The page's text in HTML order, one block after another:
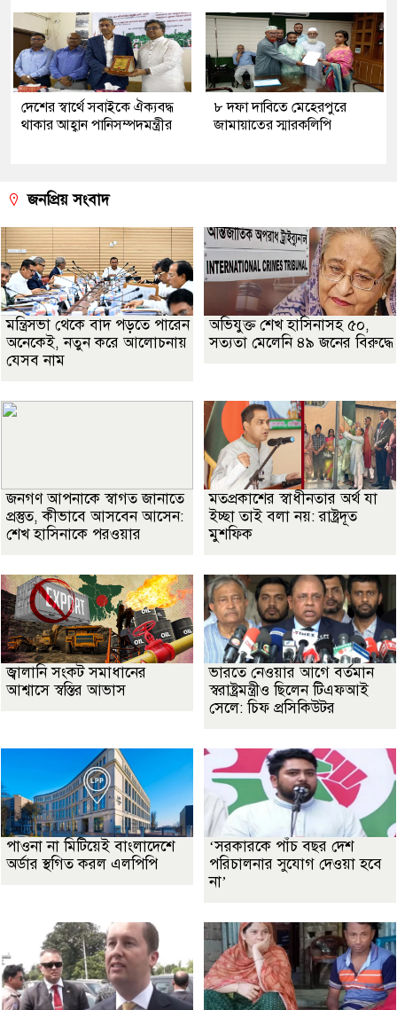
দেশের স্বার্থে সবাইকে ঐক্যবদ্ধ
থাকার আহ্বান পানিসম্পদমন্ত্রীর
৮ দফা দাবিতে মেহেরপুরে
জামায়াতের স্মারকলিপি
জনপ্রিয় সংবাদ
মন্ত্রিসভা থেকে বাদ পড়তে পারেন
অনেকেই, নতুন করে আলোচনায়
যেসব নাম
অভিযুক্ত শেখ হাসিনাসহ ৫০,
সত্যতা মেলেনি ৪৯ জনের বিরুদ্ধে
জনগণ আপনাকে স্বাগত জানাতে
প্রস্তুত, কীভাবে আসবেন আসেন:
শেখ হাসিনাকে পরওয়ার
মতপ্রকাশের স্বাধীনতার অর্থ যা
ইচ্ছা তাই বলা নয়: রাষ্ট্রদূত
মুশফিক
জ্বালানি সংকট সমাধানের
আশ্বাসে স্বস্তির আভাস
ভারতে নেওয়ার আগে বর্তমান
স্বরাষ্ট্রমন্ত্রীও ছিলেন টিএফআই
সেলে: চিফ প্রসিকিউটর
পাওনা না মিটিয়েই বাংলাদেশে
অর্ডার স্থগিত করল এলপিপি
‘সরকারকে পাঁচ বছর দেশ
পরিচালনার সুযোগ দেওয়া হবে
না’